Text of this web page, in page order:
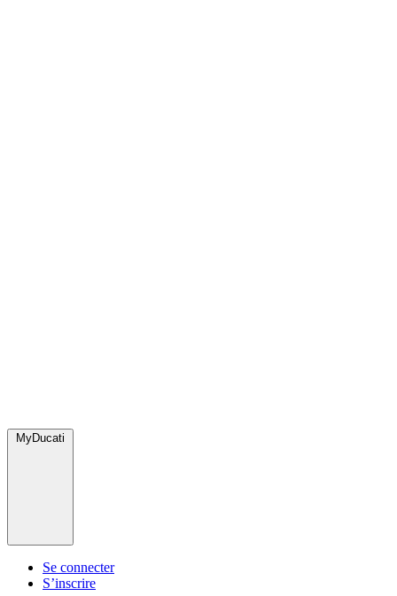
MyDucati
Se connecter
S’inscrire